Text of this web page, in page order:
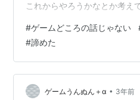
これからやろうかなとか考え
ろうかとか色々と考えてるけ
と思えないんだよな。なんか
てる。 やる気出すにはもう
に戻ってきてるはずなんだけ
いからゲームだけでなく、他
#ゲームどころの話じゃない
#諦めた
ゲームうんぬん＋α • 3年前